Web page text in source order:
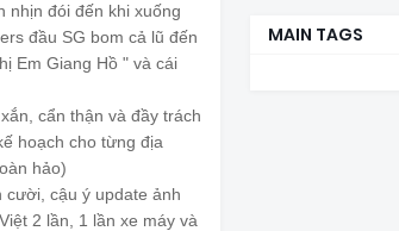
nhịn đói đến khi xuống
đầu SG bom cả lũ đến
Em Giang Hồ " và cái
cẩn thận và đầy trách
hoạch cho từng địa
hảo)
cậu ý update ảnh
2 lần, 1 lần xe máy và
MAIN TAGS